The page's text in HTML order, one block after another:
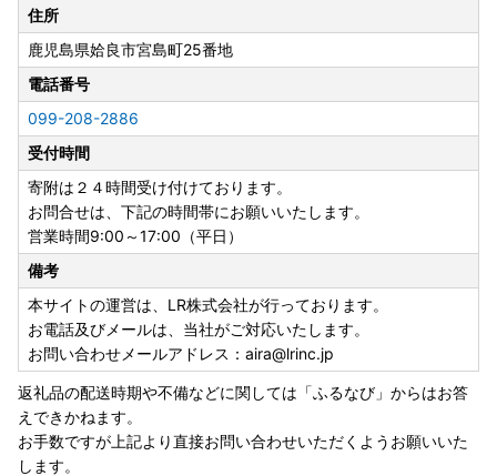
あったことが確認されました。
寄附者の皆様には、ご心配とご迷惑をおかけしましたこと
を、深くお詫び申し上げます。
本市では、直ちに当該事業者の返礼品に係る寄附の受付を停
止いたしました。
また、既に寄附をいただき未発送の当該事業者の返礼品につ
いて発送を見合わせておりますので、今後、個別にご連絡を
させていただきます。
速やかに調査を進め、当該事業者の返礼品をお選びいただい
た寄附者の皆様には、誠意を持って真摯に対応させていただ
く所存です。
何卒ご理解賜りますようお願い申し上げます。
────────────────────
【ご寄附前に必ずご確認ください】
返礼品到着後は速やかに返礼品の状態をご確認ください。
万全を期して返礼品をお届けしていますが、万が一返礼品に
不良・破損・誤納品などございましたら、
住所
鹿児島県姶良市宮島町25番地
電話番号
099-208-2886
受付時間
寄附は２４時間受け付けております。
お問合せは、下記の時間帯にお願いいたします。
営業時間9:00～17:00（平日）
備考
本サイトの運営は、LR株式会社が行っております。
お電話及びメールは、当社がご対応いたします。
お問い合わせメールアドレス：aira@lrinc.jp
返礼品の配送時期や不備などに関しては「ふるなび」からはお答
えできかねます。
お手数ですが上記より直接お問い合わせいただくようお願いいた
します。